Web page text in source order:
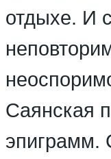
отдыхе. И
Саянская
эпиграмм.